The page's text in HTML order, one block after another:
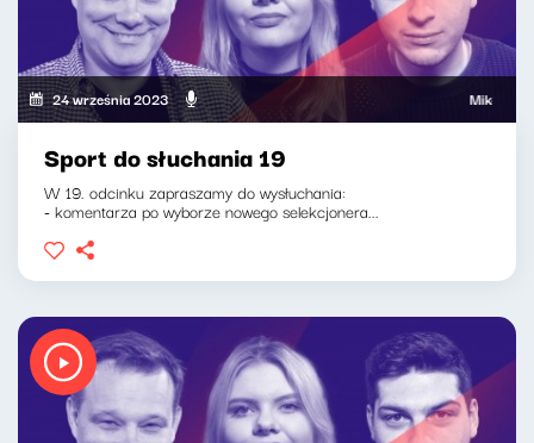
24 września 2023 Mikołaj
Sport do słuchania 19
W 19. odcinku zapraszamy do wysłuchania:
- komentarza po wyborze nowego selekcjonera...